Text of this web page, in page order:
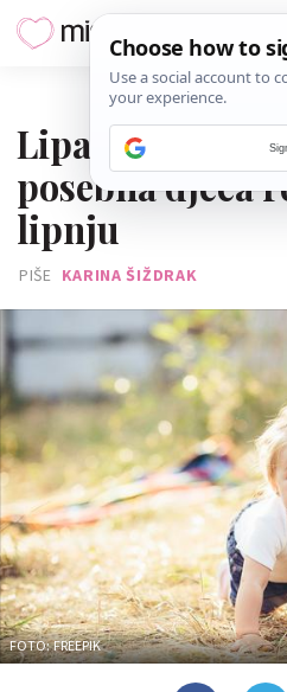
Lipanjske bebe:
posebna djeca
lipnju
PIŠE KARINA ŠIŽDRAK
FOTO: FREEPIK